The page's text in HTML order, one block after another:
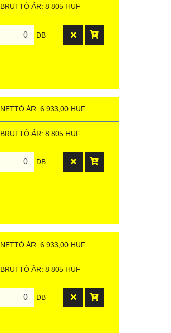
BRUTTÓ ÁR: 8 805 HUF
DB
NETTÓ ÁR: 6 933,00 HUF
BRUTTÓ ÁR: 8 805 HUF
DB
NETTÓ ÁR: 6 933,00 HUF
BRUTTÓ ÁR: 8 805 HUF
DB